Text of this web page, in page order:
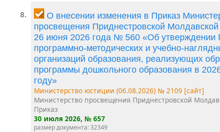
8.
О внесении изменения в Приказ
просвещения Приднестровской Молдавской
26 июня 2026 года № 560 «Об утверждении
программно-методических и учебно-
организаций образования, реализующих
программы дошкольного образования в
году»
Министерство юстиции (06.08.2026) № 2109 [сайт]
Министерство просвещения Приднестровской
Приказ
30 июля 2026, № 657
размер документа: 32349